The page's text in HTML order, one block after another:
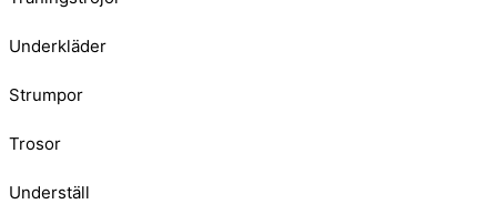
Underkläder
Strumpor
Trosor
Underställ